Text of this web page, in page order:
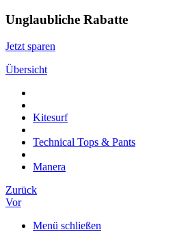
Unglaubliche Rabatte
Jetzt sparen
Übersicht
Kitesurf
Technical Tops & Pants
Manera
Zurück
Vor
Menü schließen